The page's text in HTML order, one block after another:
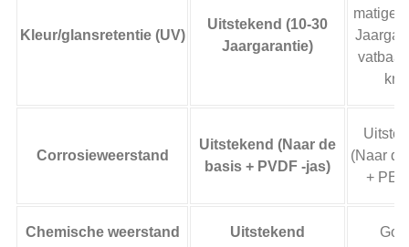
Kleur/glansretentie (UV)
Uitstekend (10-30
Jaargarantie)
matigen
vatbaar
Corrosieweerstand
Uitstekend (Naar de
basis + PVDF -jas)
(Naar
+ PE
Chemische weerstand Uitstekend